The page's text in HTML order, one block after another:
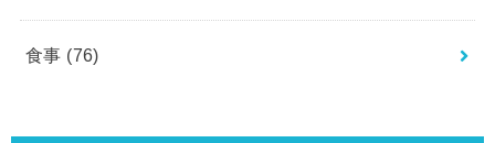
食事 (76)